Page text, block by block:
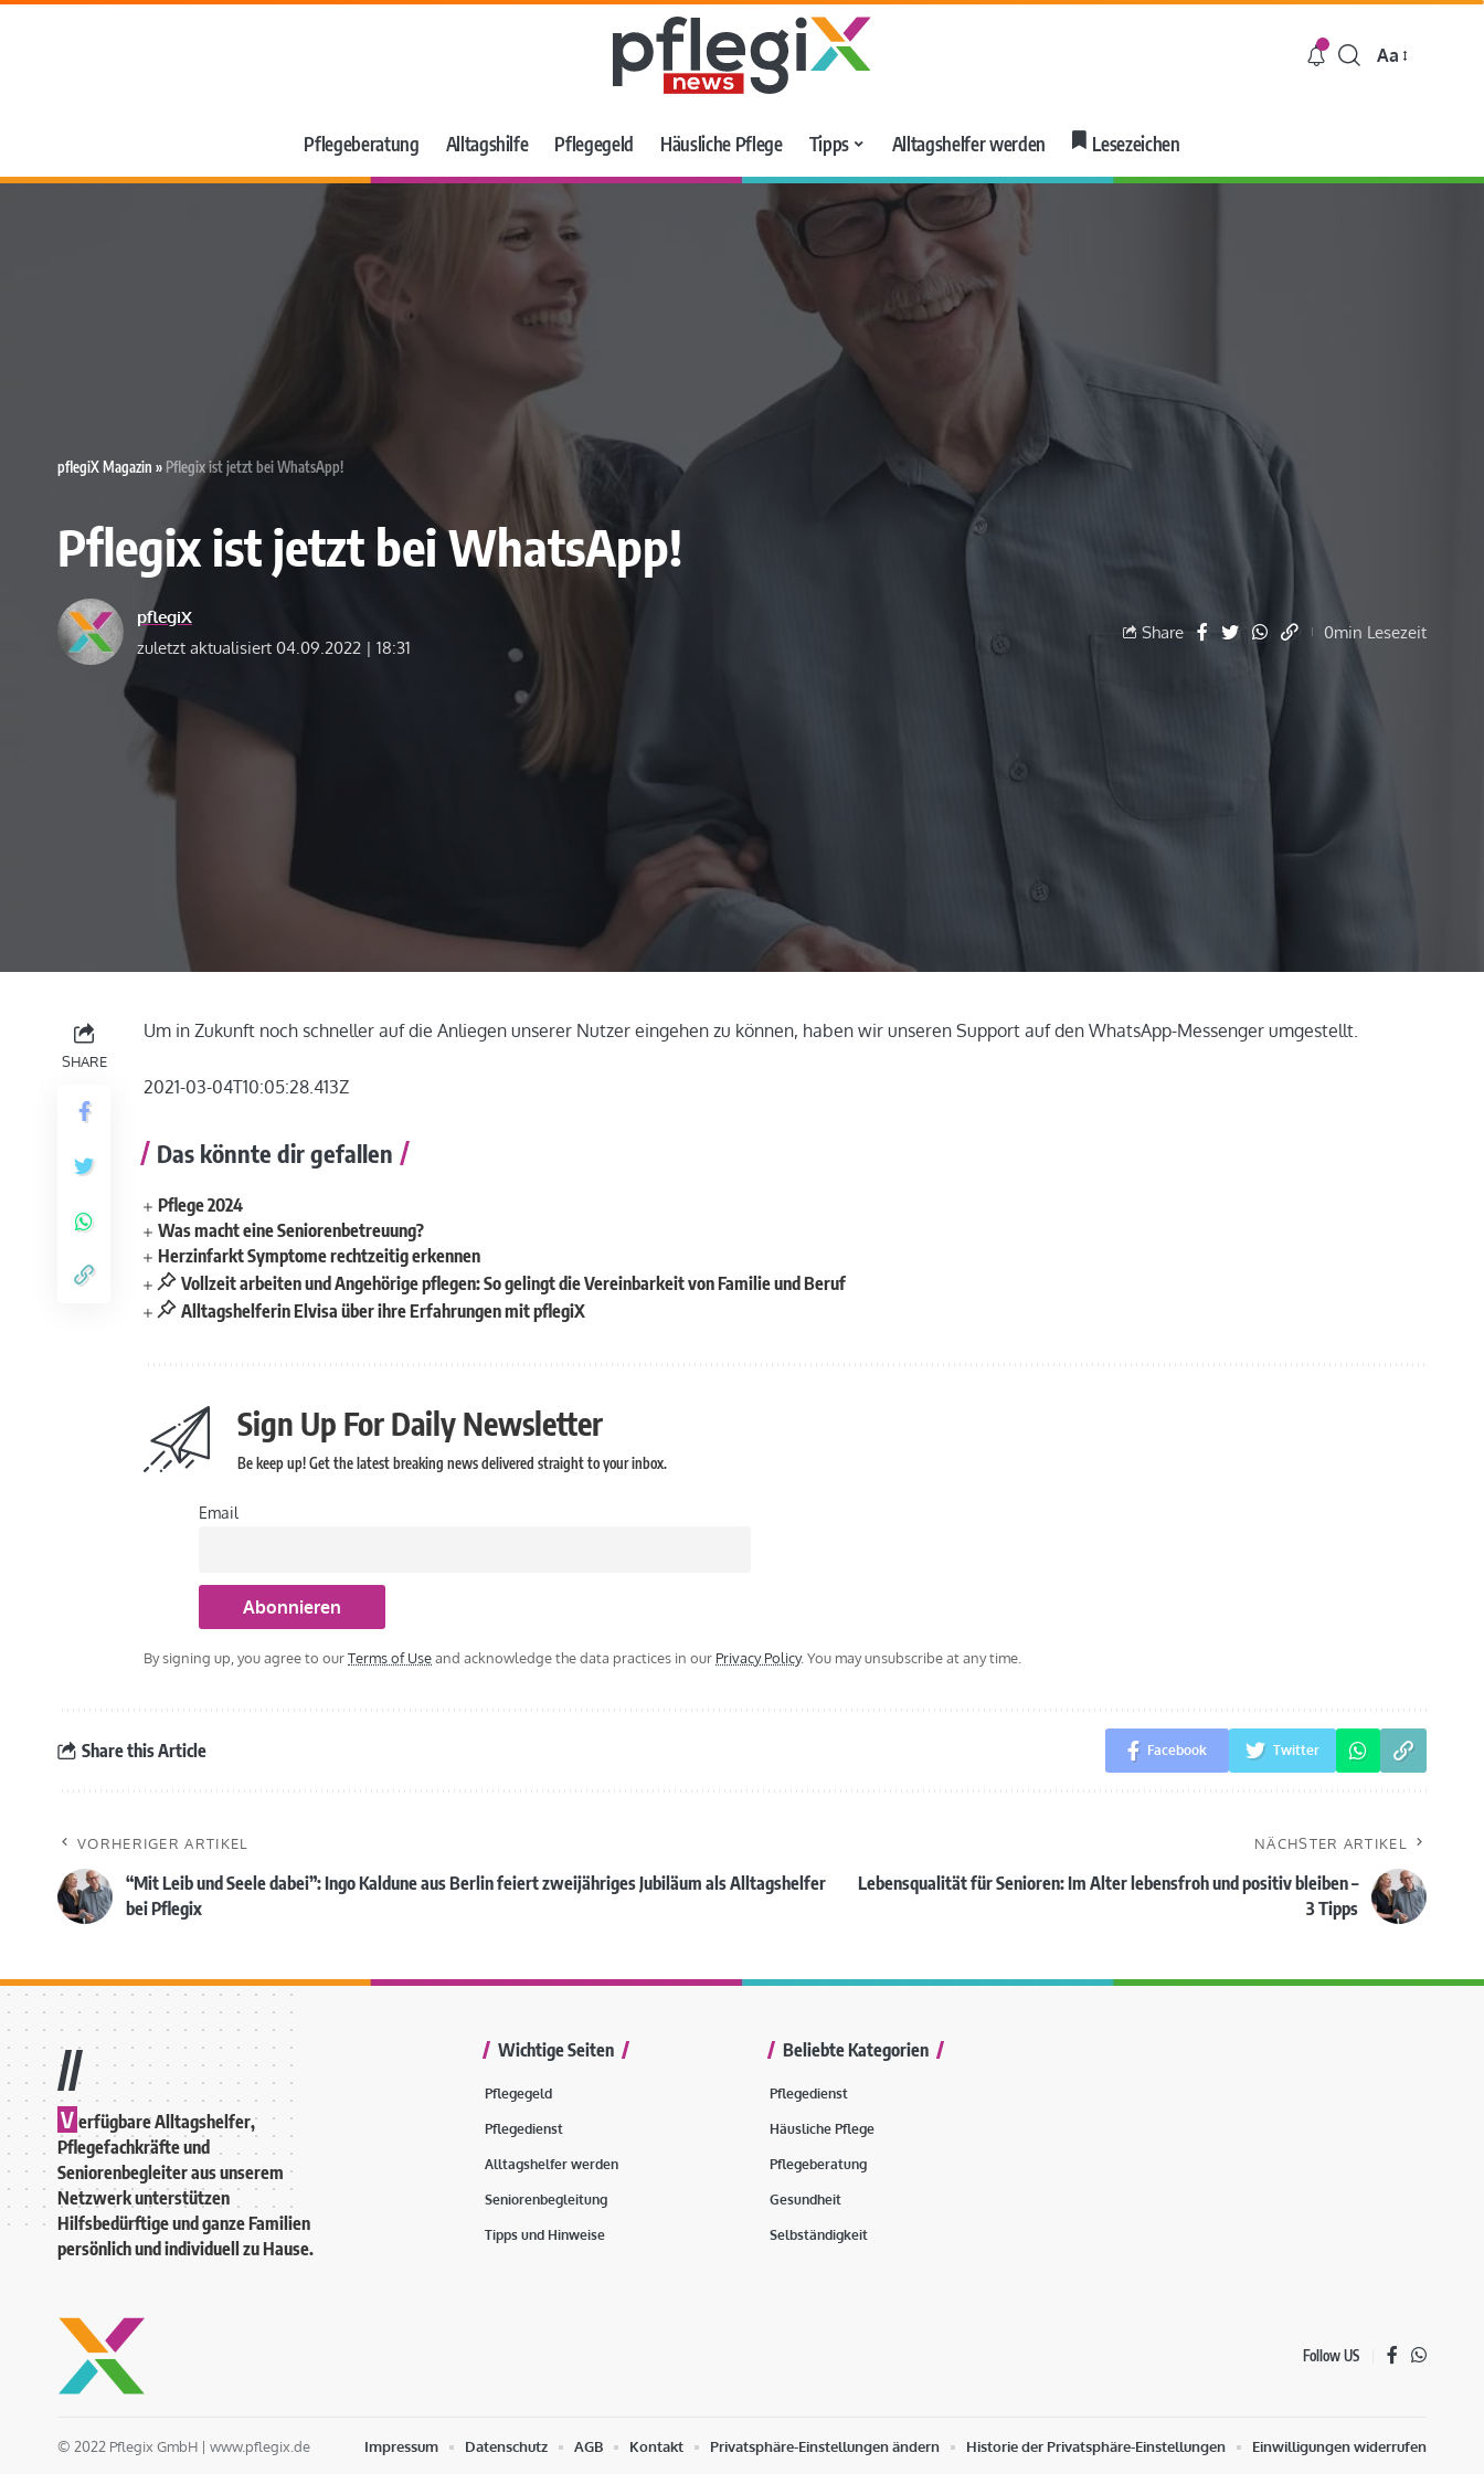
Aa
Pflegeberatung Alltagshilfe Pflegegeld Häusliche Pflege Tipps Alltagshelfer werden Lesezeichen
pflegiX Magazin » Pflegix ist jetzt bei WhatsApp!
Pflegix ist jetzt bei WhatsApp!
zuletzt aktualisiert 04.09.2022 | 18:31
pflegiX
Share 0min Lesezeit
SHARE
Um in Zukunft noch schneller auf die Anliegen unserer Nutzer eingehen zu können, haben wir unseren Support auf den WhatsApp-Messenger umgestellt.
2021-03-04T10:05:28.413Z
Das könnte dir gefallen
Pflege 2024
Was macht eine Seniorenbetreuung?
Herzinfarkt Symptome rechtzeitig erkennen
Vollzeit arbeiten und Angehörige pflegen: So gelingt die Vereinbarkeit von Familie und Beruf
Alltagshelferin Elvisa über ihre Erfahrungen mit pflegiX
Sign Up For Daily Newsletter
Be keep up! Get the latest breaking news delivered straight to your inbox.
Email
By signing up, you agree to ourTerms of Useand acknowledge the data practices in our Privacy Policy. You may unsubscribe at any time.
Share this Article Facebook Twitter
VORHERIGER ARTIKEL
“Mit Leib und Seele dabei”: Ingo Kaldune aus Berlin feiert zweijähriges Jubiläum als Alltagshelfer
bei Pflegix
NÄCHSTER ARTIKEL
Lebensqualität für Senioren: Im Alter lebensfroh und positiv bleiben –
3 Tipps
//
V erfügbare Alltagshelfer,
Pflegefachkräfte und
Seniorenbegleiter aus unserem
Netzwerk unterstützen
Hilfsbedürftige und ganze Familien
persönlich und individuell zu Hause.
Wichtige Seiten
Pflegegeld
Pflegedienst
Alltagshelfer werden
Seniorenbegleitung
Tipps und Hinweise
Beliebte Kategorien
Pflegedienst
Häusliche Pflege
Pflegeberatung
Gesundheit
Selbständigkeit
Follow US
© 2022 Pflegix GmbH | www.pflegix.de Impressum Datenschutz AGB Kontakt Privatsphäre-Einstellungen ändern Historie der Privatsphäre-Einstellungen Einwilligungen widerrufen